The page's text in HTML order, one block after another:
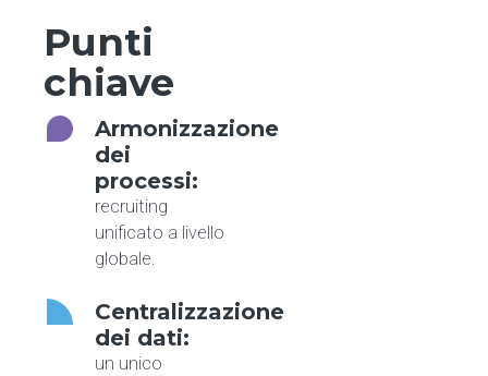
Punti
chiave
Armonizzazione
dei
processi:
recruiting
unificato a livello
globale.
Centralizzazione
dei dati:
un unico